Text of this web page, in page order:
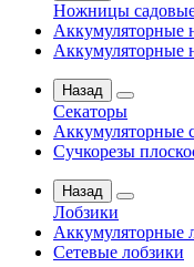
Ножницы
Аккумуляторные
Аккумуляторные
Назад
Секаторы
Аккумуляторные
Сучкорезы
Назад
Лобзики
Аккумуляторные
Сетевые лобзики